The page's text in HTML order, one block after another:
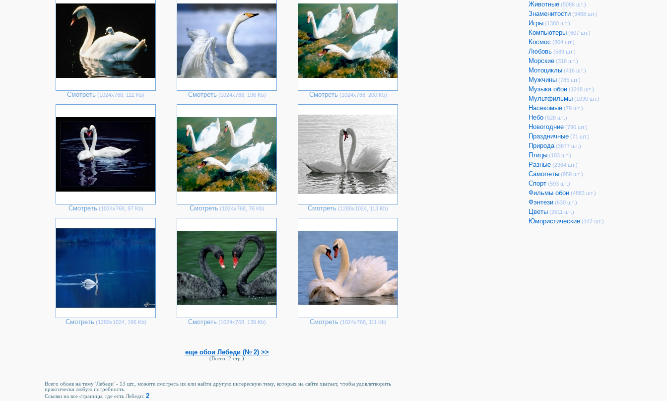
Смотреть (1024х768, 112 Kb) Смотреть (1024х768, 196 Kb) Смотреть (1024х768, 200 Kb)
Смотреть (1024х768, 97 Kb) Смотреть (1024х768, 76 Kb) Смотреть (1280х1024, 113 Kb)
Смотреть (1280х1024, 196 Kb) Смотреть (1024х768, 139 Kb) Смотреть (1024х768, 111 Kb)
еще обои Лебеди (№ 2) >>
(Всего: 2 стр.)
Всего обоев на тему 'Лебеди' - 13 шт., можете смотреть их или найти другую интересную тему, которых на сайте хватает, чтобы удовлетворить
практически любую потребность.
Ссылки на все страницы, где есть Лебеди: 2
Животные (5086 шт.)
Знаменитости (3468 шт.)
Игры (1380 шт.)
Компьютеры (607 шт.)
Космос (804 шт.)
Любовь (589 шт.)
Морские (318 шт.)
Мотоциклы (416 шт.)
Мужчины (785 шт.)
Музыка обои (1248 шт.)
Мультфильмы (1090 шт.)
Насекомые (79 шт.)
Небо (528 шт.)
Новогодние (790 шт.)
Праздничные (71 шт.)
Природа (3677 шт.)
Птицы (183 шт.)
Разные (2364 шт.)
Самолеты (959 шт.)
Спорт (593 шт.)
Фильмы обои (4883 шт.)
Фэнтези (630 шт.)
Цветы (2611 шт.)
Юмористические (142 шт.)